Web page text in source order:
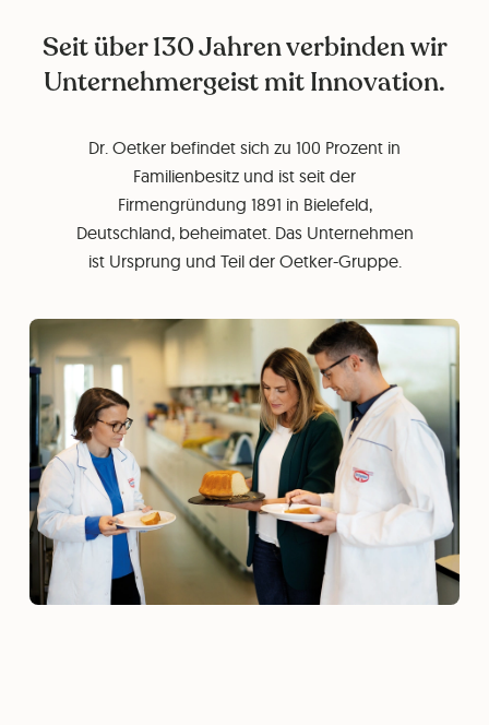
Seit über 130 Jahren verbinden wir
Unternehmergeist mit Innovation.
Dr. Oetker befindet sich zu 100 Prozent in
Familienbesitz und ist seit der
Firmengründung 1891 in Bielefeld,
Deutschland, beheimatet. Das Unternehmen
ist Ursprung und Teil der Oetker-Gruppe.